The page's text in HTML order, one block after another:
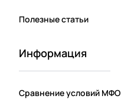
Полезные статьи
Информация
Сравнение условий МФО